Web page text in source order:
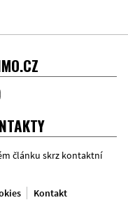
článku skrz kontaktní
Kontakt